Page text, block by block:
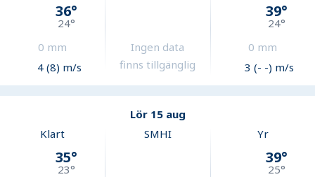
36°
24°
0 mm
4 (8) m/s
Ingen data
finns tillgänglig
39°
24°
0 mm
3 (- -) m/s
Lör 15 aug
Klart
35°
23°
SMHI Yr
39°
25°